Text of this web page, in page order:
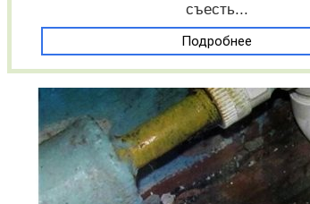
съесть...
Подробнее